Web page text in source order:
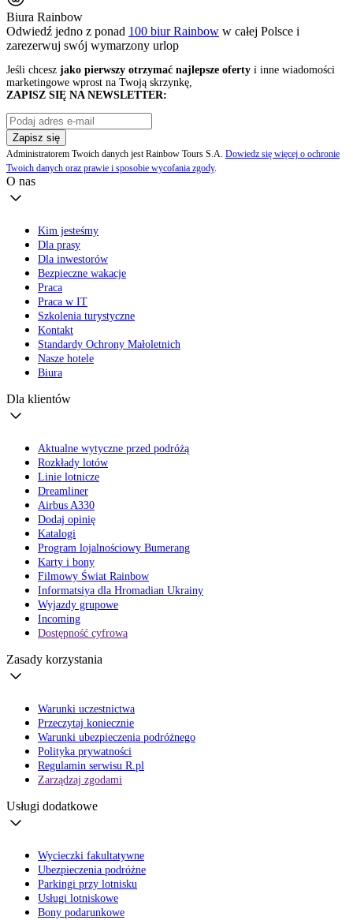
Biura Rainbow
Odwiedź jedno z ponad 100 biur Rainbow w całej Polsce i
zarezerwuj swój wymarzony urlop
Jeśli chcesz jako pierwszy otrzymać najlepsze oferty i inne wiadomości
marketingowe wprost na Twoją skrzynkę,
ZAPISZ SIĘ NA NEWSLETTER:
Zapisz się
Administratorem Twoich danych jest Rainbow Tours S.A. Dowiedz się więcej o ochronie
Twoich danych oraz prawie i sposobie wycofania zgody.
O nas
Kim jesteśmy
Dla prasy
Dla inwestorów
Bezpieczne wakacje
Praca
Praca w IT
Szkolenia turystyczne
Kontakt
Standardy Ochrony Małoletnich
Nasze hotele
Biura
Dla klientów
Aktualne wytyczne przed podróżą
Rozkłady lotów
Linie lotnicze
Dreamliner
Airbus A330
Dodaj opinię
Katalogi
Program lojalnościowy Bumerang
Karty i bony
Filmowy Świat Rainbow
Informatsiya dla Hromadian Ukrainy
Wyjazdy grupowe
Incoming
Dostępność cyfrowa
Zasady korzystania
Warunki uczestnictwa
Przeczytaj koniecznie
Warunki ubezpieczenia podróżnego
Polityka prywatności
Regulamin serwisu R.pl
Zarządzaj zgodami
Usługi dodatkowe
Wycieczki fakultatywne
Ubezpieczenia podróżne
Parkingi przy lotnisku
Usługi lotniskowe
Bony podarunkowe